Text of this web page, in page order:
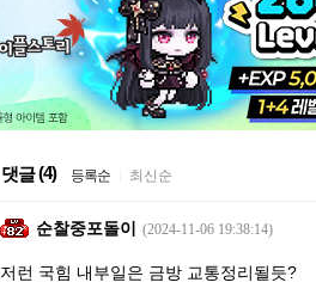
댓글(4) 등록순 최신순
순찰중포돌이 (2024-11-06 19:38:14)
저런 국힘 내부일은 금방 교통정리될듯?